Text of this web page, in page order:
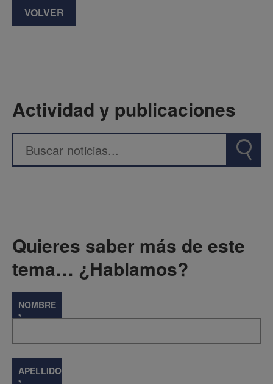
VOLVER
Actividad y publicaciones
Quieres saber más de este
tema… ¿Hablamos?
NOMBRE
*
APELLIDOS